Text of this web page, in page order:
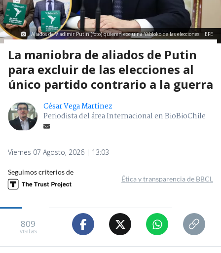
Aliados de Vladimir Putin (foto) quieren excluir a Yábloko de las elecciones | EFE
La maniobra de aliados de Putin
para excluir de las elecciones al
único partido contrario a la guerra
César Vega Martínez
Periodista del área Internacional en BioBioChile
Viernes 07 Agosto, 2026 | 13:03
Seguimos criterios de
Ética y transparencia de BBCL
809
visitas